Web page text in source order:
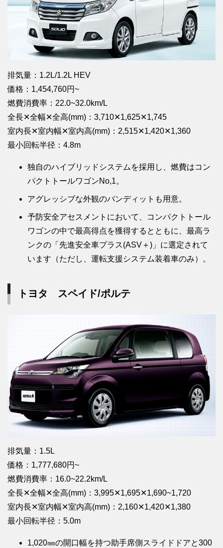
排気量：1.2L/1.2L HEV
価格：1,454,760円~
燃費消費率：22.0~32.0km/L
全長✕全幅✕全高(mm)：3,710✕1,625✕1,745
室内長✕室内幅✕室内高(mm)：2,515✕1,420✕1,360
最小回転半径：4.8m
独自のハイブリッドシステムを採用し、燃費はコン
パクトトールワゴンNo,1。
アグレッシブな外観のバンディットも用意。
予防安全アセスメントにおいて、コンパクトトール
ワゴンの中で最高得点を獲得するとともに、最高ラ
ンクの「先進安全車プラス(ASV＋)」に選定されて
います（ただし、運転支援システム装着車のみ）。
トヨタ スペイド/ポルテ
排気量：1.5L
価格：1,777,680円~
燃費消費率：16.0~22.2km/L
全長✕全幅✕全高(mm)：3,995✕1,695✕1,690~1,720
室内長✕室内幅✕室内高(mm)：2,160✕1,420✕1,380
最小回転半径：5.0m
1,020㎜の開口幅を持つ助手席側スライドドアと300